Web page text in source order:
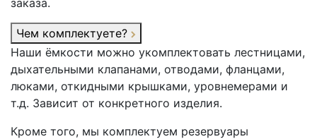
заказа.
Чем комплектуете?
Наши ёмкости можно укомплектовать лестницами,
дыхательными клапанами, отводами, фланцами,
люками, откидными крышками, уровнемерами и
т.д. Зависит от конкретного изделия.
Кроме того, мы комплектуем резервуары